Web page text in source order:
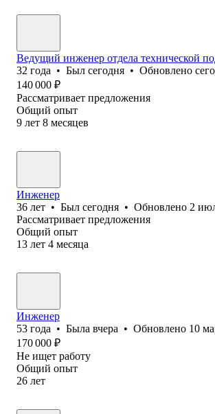
Ведущий инженер отдела технической
32 года • Был сегодня • Обновлено
140 000 ₽
Рассматривает предложения
Общий опыт
9 лет 8 месяцев
Инженер
36 лет • Был сегодня • Обновлено 2
Рассматривает предложения
Общий опыт
13 лет 4 месяца
Инженер
53 года • Была вчера • Обновлено 10
170 000 ₽
Не ищет работу
Общий опыт
26 лет